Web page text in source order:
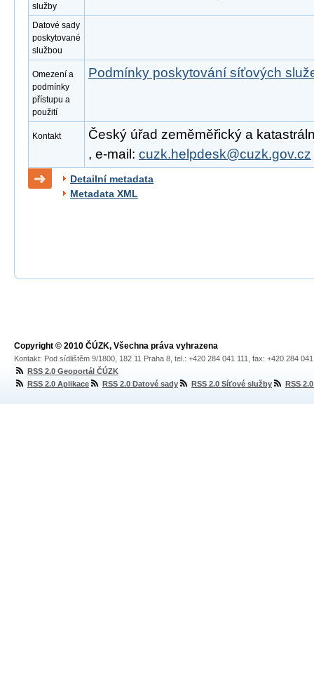
služby
Datové sady
poskytované
službou
Omezení a
podmínky
přístupu a
použití
Podmínky poskytování síťových
Kontakt
Český úřad zeměměřický a
, e-mail: cuzk.helpdesk@cuzk.gov.cz
Detailní metadata
Metadata XML
Copyright © 2010 ČÚZK, Všechna práva vyhrazena
Kontakt: Pod sídlištěm 9/1800, 182 11 Praha 8, tel.: +420 284 041 111, fax: +420 284
RSS 2.0 Geoportál ČÚZK
RSS 2.0 Aplikace
RSS 2.0 Datové sady RSS 2.0 Síťové služby RSS